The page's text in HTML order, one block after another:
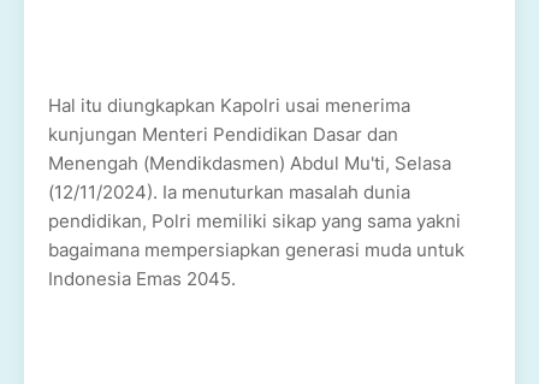
Hal itu diungkapkan Kapolri usai menerima
kunjungan Menteri Pendidikan Dasar dan
Menengah (Mendikdasmen) Abdul Mu'ti, Selasa
(12/11/2024). Ia menuturkan masalah dunia
pendidikan, Polri memiliki sikap yang sama yakni
bagaimana mempersiapkan generasi muda untuk
Indonesia Emas 2045.